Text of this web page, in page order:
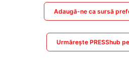
Adaugă-ne ca sursă
Urmărește PRESShub